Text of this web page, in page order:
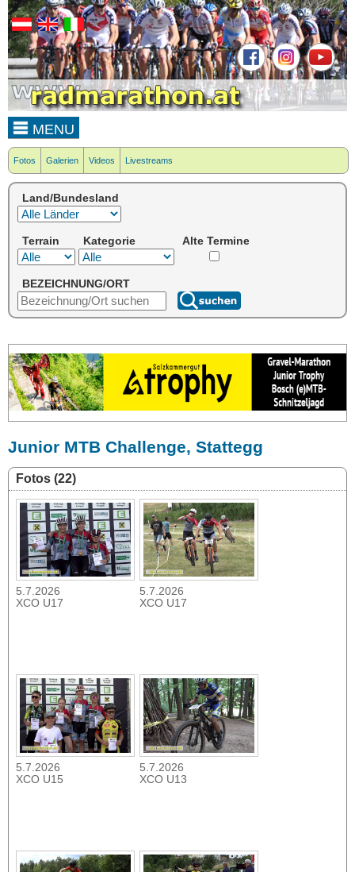
MENU
Fotos Galerien Videos Livestreams
Land/Bundesland
Terrain Kategorie Alte Termine
BEZEICHNUNG/ORT
Junior MTB Challenge, Stattegg
Fotos (22)
5.7.2026
XCO U17
5.7.2026
XCO U17
5.7.2026
XCO U15
5.7.2026
XCO U13